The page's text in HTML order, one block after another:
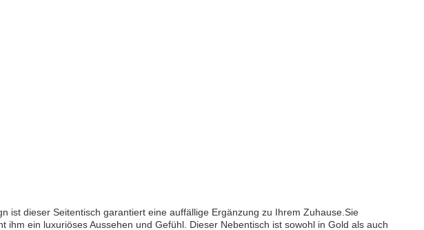
ist dieser Seitentisch garantiert eine auffällige Ergänzung zu Ihrem Zuhause.Sie
ein luxuriöses Aussehen und Gefühl. Dieser Nebentisch ist sowohl in Gold als auch